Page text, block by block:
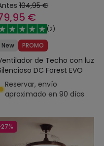
104,95 €
€
(2)
New
PROMO
de Techo con luz
DC Forest EVO
Reservar, envío
aproximado en 90 días